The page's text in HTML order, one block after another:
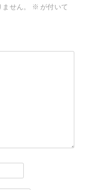
せん。 ※ が付いて